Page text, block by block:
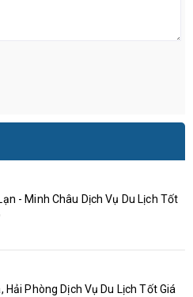
- Minh Châu Dịch Vụ Du Lịch Tốt
Hải Phòng Dịch Vụ Du Lịch Tốt Giá